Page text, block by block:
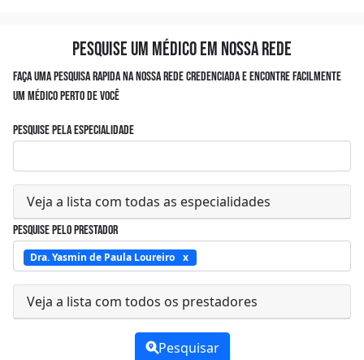
Pesquise um médico em nossa rede
Faça uma pesquisa rapida na nossa rede credenciada e encontre facilmente
um médico perto de você
Pesquise pela especialidade
Veja a lista com todas as especialidades
Pesquise pelo prestador
Dra. Yasmin de Paula Loureiro
Veja a lista com todos os prestadores
Pesquisar